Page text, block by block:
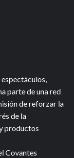
parte de una red
de reforzar la
de la
productos
Covantes